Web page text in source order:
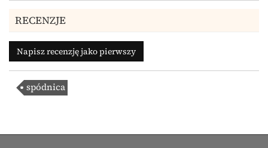
RECENZJE
Napisz recenzję jako pierwszy
spódnica